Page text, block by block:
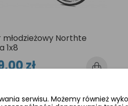
młodzieżowy Northte
1x8
zł
serwisu. Możemy również